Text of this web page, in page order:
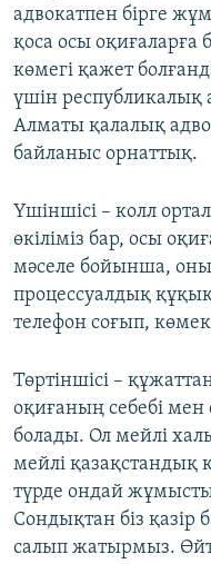
адвокатпен бірге
қоса осы оқиғаларға
көмегі қажет
үшін республикалық
Алматы қалалық
байланыс орнаттық.
Үшіншісі – колл
өкіліміз бар, осы
мәселе бойынша,
процессуалдық
телефон соғып,
Төртіншісі –
оқиғаның себебі
болады. Ол мейлі
мейлі қазақстандық
түрде ондай
Сондықтан біз қазір
салып жатырмыз.